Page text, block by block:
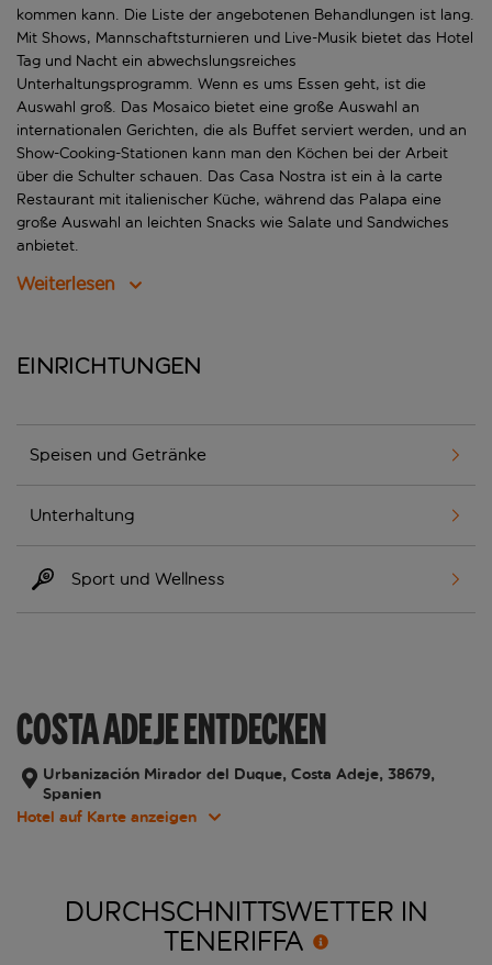
kommen kann. Die Liste der angebotenen Behandlungen ist lang.
Mit Shows, Mannschaftsturnieren und Live-Musik bietet das Hotel
Tag und Nacht ein abwechslungsreiches
Unterhaltungsprogramm. Wenn es ums Essen geht, ist die
Auswahl groß. Das Mosaico bietet eine große Auswahl an
internationalen Gerichten, die als Buffet serviert werden, und an
Show-Cooking-Stationen kann man den Köchen bei der Arbeit
über die Schulter schauen. Das Casa Nostra ist ein à la carte
Restaurant mit italienischer Küche, während das Palapa eine
große Auswahl an leichten Snacks wie Salate und Sandwiches
anbietet.
Weiterlesen
Einrichtungen
Speisen und Getränke
Unterhaltung
Sport und Wellness
COSTA ADEJE ENTDECKEN
Urbanización Mirador del Duque, Costa Adeje, 38679,
Spanien
Hotel auf Karte anzeigen
DURCHSCHNITTSWETTER IN
TENERIFFA